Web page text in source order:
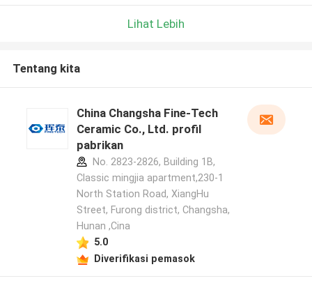
Lihat Lebih
Tentang kita
China Changsha Fine-Tech
Ceramic Co., Ltd. profil
pabrikan
No. 2823-2826, Building 1B,
Classic mingjia apartment,230-1
North Station Road, XiangHu
Street, Furong district, Changsha,
Hunan ,Cina
5.0
Diverifikasi pemasok